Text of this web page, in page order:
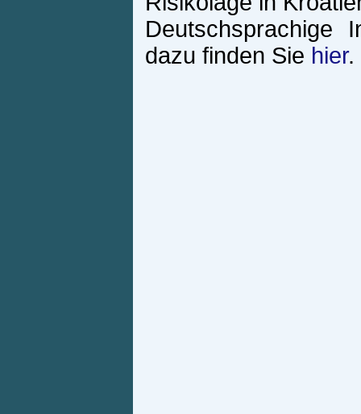
Deutschsprachige
dazu finden Sie hier.